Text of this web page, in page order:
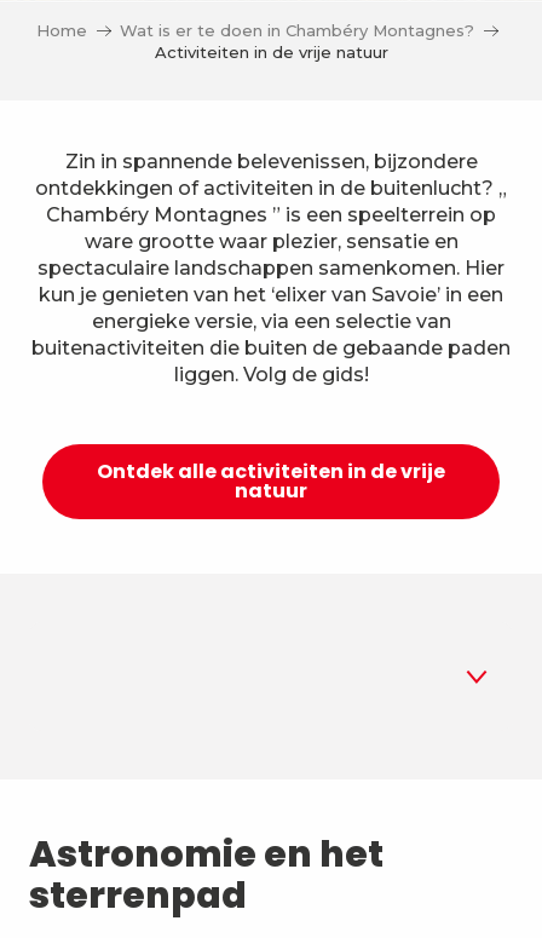
Home
Wat is er te doen in Chambéry Montagnes?
Activiteiten in de vrije natuur
Zin in spannende belevenissen, bijzondere
ontdekkingen of activiteiten in de buitenlucht? „
Chambéry Montagnes ” is een speelterrein op
ware grootte waar plezier, sensatie en
spectaculaire landschappen samenkomen. Hier
kun je genieten van het ‘elixer van Savoie’ in een
energieke versie, via een selectie van
buitenactiviteiten die buiten de gebaande paden
liggen. Volg de gids!
Ontdek alle activiteiten in de vrije
natuur
2 Zomerbiatlon
3 Luchtsporten
Astronomie en het
sterrenpad